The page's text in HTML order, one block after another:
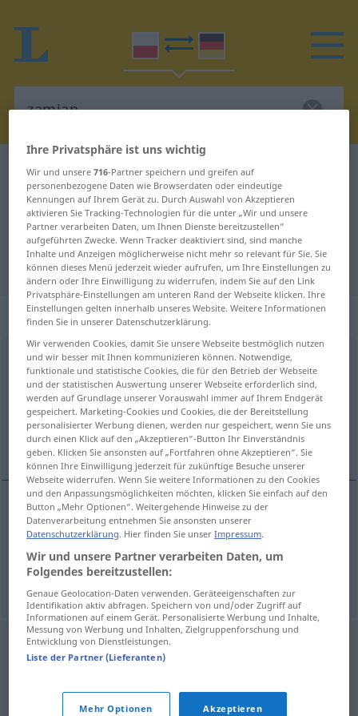
Polnisch-Deutsch Wörterbuch zamian
Polnisch-Deutsch Übersetzung für
"zamian"
"zamian" Deutsch Übersetzung
„zamian“
zamian
Übersicht aller Übersetzungen
(Für mehr Details die Übersetzung anklicken/antippen)
anstelle
Beispiele
wzamian(za AKK )
anstelle ( GENodvon DAT)
Ihre Privatsphäre ist uns wichtig
Wir und unsere716-Partner speichern und greifen auf
personenbezogene Daten wie Browserdaten oder eindeutige
Kennungen auf Ihrem Gerät zu. Durch Auswahl von Akzeptieren
aktivieren Sie Tracking-Technologien für die unter „Wir und unsere
Partner verarbeiten Daten, um Ihnen Dienste bereitzustellen“
aufgeführten Zwecke. Wenn Tracker deaktiviert sind, sind manche
Inhalte und Anzeigen möglicherweise nicht mehr so relevant für Sie. Sie
können dieses Menü jederzeit wieder aufrufen, um Ihre Einstellungen zu
ändern oder Ihre Einwilligung zu widerrufen, indem Sie auf den Link
Privatsphäre-Einstellungen am unteren Rand der Webseite klicken. Ihre
Einstellungen gelten innerhalb unseres Website. Weitere Informationen
finden Sie in unserer Datenschutzerklärung.
Wir verwenden Cookies, damit Sie unsere Webseite bestmöglich nutzen
und wir besser mit Ihnen kommunizieren können. Notwendige,
funktionale und statistische Cookies, die für den Betrieb der Webseite
und der statistischen Auswertung unserer Webseite erforderlich sind,
werden auf Grundlage unserer Vorauswahl immer auf Ihrem Endgerät
gespeichert. Marketing-Cookies und Cookies, die der Bereitstellung
personalisierter Werbung dienen, werden nur gespeichert, wenn Sie uns
durch einen Klick auf den „Akzeptieren“-Button Ihr Einverständnis
geben. Klicken Sie ansonsten auf „Fortfahren ohne Akzeptieren“. Sie
können Ihre Einwilligung jederzeit für zukünftige Besuche unserer
Webseite widerrufen. Wenn Sie weitere Informationen zu den Cookies
und den Anpassungsmöglichkeiten möchten, klicken Sie einfach auf den
Button „Mehr Optionen“. Weitergehende Hinweise zu der
Datenverarbeitung entnehmen Sie ansonsten unserer
Datenschutzerklärung. Hier finden Sie unserImpressum.
Wir und unsere Partner verarbeiten Daten, um
Folgendes bereitzustellen:
Genaue Geolocation-Daten verwenden. Geräteeigenschaften zur
Identifikation aktiv abfragen. Speichern von und/oder Zugriff auf
Informationen auf einem Gerät. Personalisierte Werbung und Inhalte,
Messung von Werbung und Inhalten, Zielgruppenforschung und
Entwicklung von Dienstleistungen.
Liste der Partner (Lieferanten)
Mehr Optionen Akzeptieren